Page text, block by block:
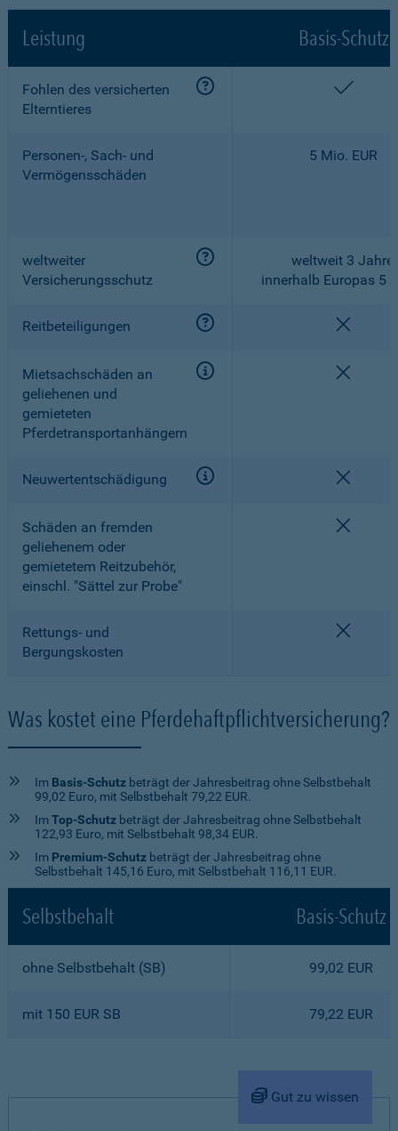
Leistung Basis-Schutz
Fohlen des versicherten
Elterntieres
Personen-, Sach- und
Vermögensschäden
5 Mio. EUR
weltweiter
Versicherungsschutz
weltweit 3 Jahre,
innerhalb Europas 5
Reitbeteiligungen
Mietsachschäden an
geliehenen und
gemieteten
Pferdetransportanhängern
Neuwertentschädigung
Schäden an fremden
geliehenem oder
gemietetem Reitzubehör,
einschl. "Sättel zur Probe"
Rettungs- und
Bergungskosten
Was kostet eine Pferdehaftpflichtversicherung?
Im Basis-Schutz beträgt der Jahresbeitrag ohne Selbstbehalt
99,02 Euro, mit Selbstbehalt 79,22 EUR.
ImTop-Schutz beträgt der Jahresbeitrag ohne Selbstbehalt
122,93 Euro, mit Selbstbehalt 98,34 EUR.
Im Premium-Schutz beträgt der Jahresbeitrag ohne
Selbstbehalt 145,16 Euro, mit Selbstbehalt 116,11 EUR.
Selbstbehalt Basis-Schutz
ohne Selbstbehalt (SB) 99,02 EUR
mit 150 EUR SB 79,22 EUR
Gut zu wissen